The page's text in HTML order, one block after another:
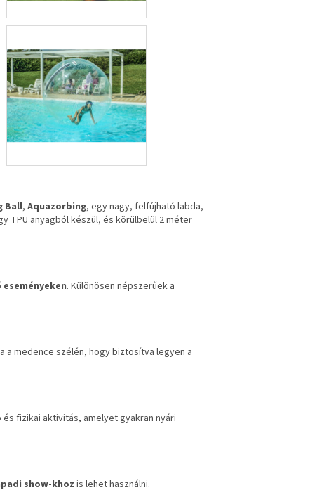
Ball, Aquazorbing, egy nagy, felfújható labda,
TPU anyagból készül, és körülbelül 2 méter
eseményeken. Különösen népszerűek a
medence szélén, hogy biztosítva legyen a
fizikai aktivitás, amelyet gyakran nyári
show-khoz is lehet használni.